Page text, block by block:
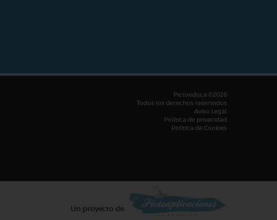
Pictoeduca ©2026
Todos los derechos reservados
Aviso Legal
Política de privacidad
Política de Cookies
Un proyecto de